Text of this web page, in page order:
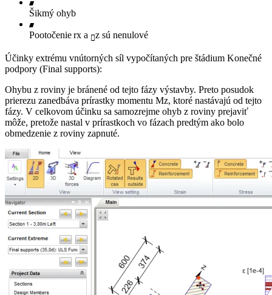
Šikmý ohyb
Pootočenierx a z sú nenulové
Účinky extrému vnútorných síl vypočítaných pre štádium Konečné
podpory (Final supports):
Ohybu z roviny je bránené od tejto fázy výstavby. Preto posudok
prierezu zanedbáva prírastky momentu Mz, ktoré nastávajú od tejto
fázy. V celkovom účinku sa samozrejme ohyb z roviny prejaviť
môže, pretože nastal v prírastkoch vo fázach predtým ako bolo
obmedzenie z roviny zapnuté.